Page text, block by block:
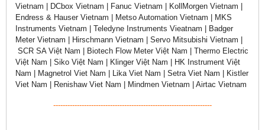
Vietnam | DCbox Vietnam | Fanuc Vietnam | KollMorgen Vietnam |
Endress & Hauser Vietnam | Metso Automation Vietnam | MKS
Instruments Vietnam | Teledyne Instruments Vieatnam | Badger
Meter Vietnam | Hirschmann Vietnam | Servo Mitsubishi Vietnam |
SCR SA Việt Nam | Biotech Flow Meter Việt Nam | Thermo Electric
Việt Nam | Siko Việt Nam | Klinger Việt Nam | HK Instrument Việt
Nam | Magnetrol Viet Nam | Lika Viet Nam | Setra Viet Nam | Kistler
Viet Nam | Renishaw Viet Nam | Mindmen Vietnam | Airtac Vietnam
-------------------------------------------------------------------